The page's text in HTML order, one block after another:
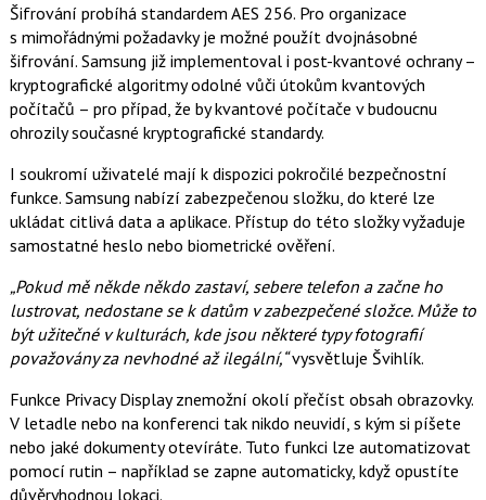
Šifrování probíhá standardem AES 256. Pro organizace
s mimořádnými požadavky je možné použít dvojnásobné
šifrování. Samsung již implementoval i post-kvantové ochrany –
kryptografické algoritmy odolné vůči útokům kvantových
počítačů – pro případ, že by kvantové počítače v budoucnu
ohrozily současné kryptografické standardy.
I soukromí uživatelé mají k dispozici pokročilé bezpečnostní
funkce. Samsung nabízí zabezpečenou složku, do které lze
ukládat citlivá data a aplikace. Přístup do této složky vyžaduje
samostatné heslo nebo biometrické ověření.
„Pokud mě někde někdo zastaví, sebere telefon a začne ho
lustrovat, nedostane se k datům v zabezpečené složce. Může to
být užitečné v kulturách, kde jsou některé typy fotografií
považovány za nevhodné až ilegální,“vysvětluje Švihlík.
Funkce Privacy Display znemožní okolí přečíst obsah obrazovky.
V letadle nebo na konferenci tak nikdo neuvidí, s kým si píšete
nebo jaké dokumenty otevíráte. Tuto funkci lze automatizovat
pomocí rutin – například se zapne automaticky, když opustíte
důvěryhodnou lokaci.